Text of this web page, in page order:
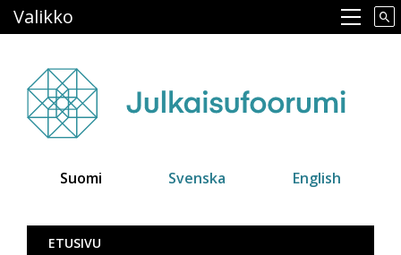
pääsisältöön
Main navigation
Valikko
Suomi Svenska English
Julkaisufoorumi
ETUSIVU